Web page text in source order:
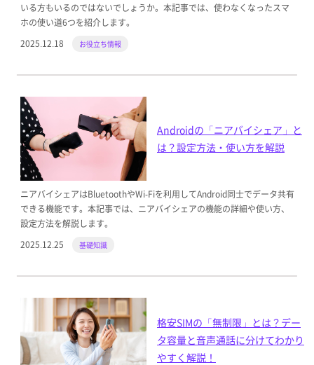
いる方もいるのではないでしょうか。本記事では、使わなくなったスマ
ホの使い道6つを紹介します。
2025.12.18
お役立ち情報
Androidの「ニアバイシェア」と
は？設定方法・使い方を解説
ニアバイシェアはBluetoothやWi-Fiを利用してAndroid同士でデータ共有
できる機能です。本記事では、ニアバイシェアの機能の詳細や使い方、
設定方法を解説します。
2025.12.25
基礎知識
格安SIMの「無制限」とは？デー
タ容量と音声通話に分けてわかり
やすく解説！